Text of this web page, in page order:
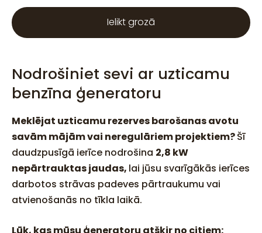
Ielikt grozā
Nodrošiniet sevi ar uzticamu
benzīna ģeneratoru
Meklējat uzticamu rezerves barošanas avotu
savām mājām vai neregulāriem projektiem?Šī
daudzpusīgā ierīce nodrošina 2,8 kW
nepārtrauktas jaudas, lai jūsu svarīgākās ierīces
darbotos strāvas padeves pārtraukumu vai
atvienošanās no tīkla laikā.